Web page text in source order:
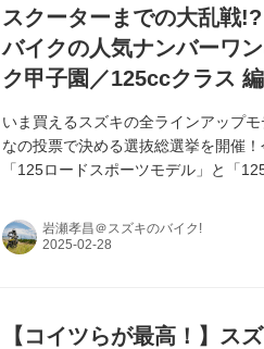
スクーターまでの大乱戦
バイクの人気ナンバーワ
ク甲子園／125ccクラス 編
いま買えるスズキの全ラインアップ
なの投票で決める選抜総選挙を開催
「125ロードスポーツモデル」と「
岩瀬孝昌＠スズキのバイク!
【コイツらが最高！】ス